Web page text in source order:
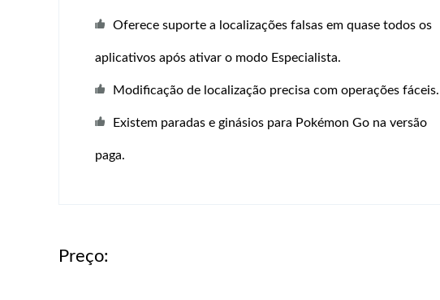
Oferece suporte a localizações falsas em quase todos os
aplicativos após ativar o modo Especialista.
Modificação de localização precisa com operações fáceis.
Existem paradas e ginásios para Pokémon Go na versão
paga.
Preço: